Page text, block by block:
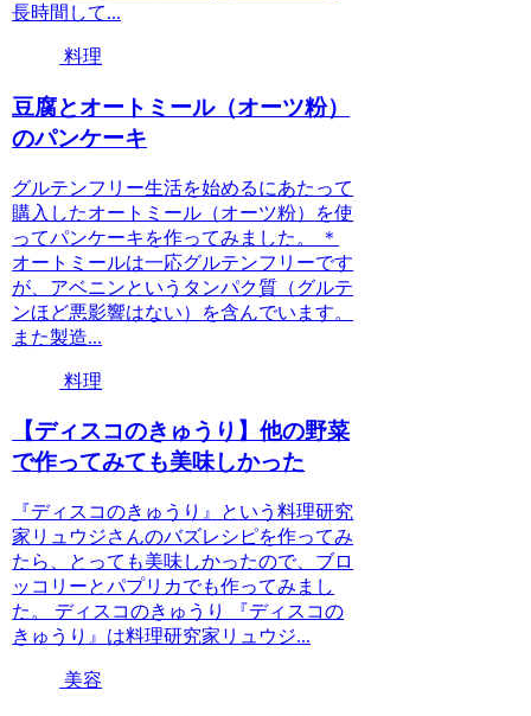
長時間して...
料理
豆腐とオートミール（オーツ粉）
のパンケーキ
グルテンフリー生活を始めるにあたって
購入したオートミール（オーツ粉）を使
ってパンケーキを作ってみました。 ＊
オートミールは一応グルテンフリーです
が、アベニンというタンパク質（グルテ
ンほど悪影響はない）を含んでいます。
また製造...
料理
【ディスコのきゅうり】他の野菜
で作ってみても美味しかった
『ディスコのきゅうり』という料理研究
家リュウジさんのバズレシピを作ってみ
たら、とっても美味しかったので、ブロ
ッコリーとパプリカでも作ってみまし
た。 ディスコのきゅうり 『ディスコの
きゅうり』は料理研究家リュウジ...
美容